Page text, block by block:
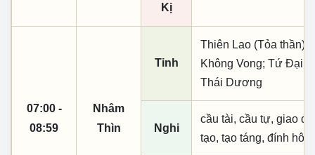
Kị
07:00 -
08:59
Nhâm
Thìn
Tinh
Thiên Lao (Tỏa thần);
Không Vong; Tứ Đại
Thái Dương
Nghi
cầu tài, cầu tự, giao
tạo, tạo táng, đính hôn